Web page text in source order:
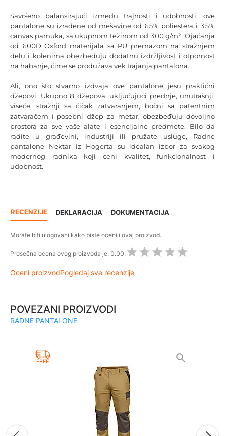
Savršeno balansirajući između trajnosti i udobnosti, ove
pantalone su izrađene od mešavine od 65% poliestera i 35%
canvas pamuka, sa ukupnom težinom od 300 g/m². Ojačanja
od 600D Oxford materijala sa PU premazom na stražnjem
delu i kolenima obezbeđuju dodatnu izdržljivost i otpornost
na habanje, čime se produžava vek trajanja pantalona.
Ali, ono što stvarno izdvaja ove pantalone jesu praktični
džepovi. Ukupno 8 džepova, uključujući prednje, unutrašnji,
viseće, stražnji sa čičak zatvaranjem, bočni sa patentnim
zatvaračem i posebni džep za metar, obezbeđuju dovoljno
prostora za sve vaše alate i esencijalne predmete. Bilo da
radite u građevini, industriji ili pružate usluge, Radne
pantalone Nektar iz Hogerta su idealan izbor za svakog
modernog radnika koji ceni kvalitet, funkcionalnost i
udobnost.
RECENZIJE DEKLARACIJA DOKUMENTACIJA
Morate biti ulogovani kako biste ocenili ovaj proizvod.
Prosečna ocena ovog proizvoda je: 0.00.
Oceni proizvodPogledaj sve recenzije
POVEZANI PROIZVODI
RADNE PANTALONE